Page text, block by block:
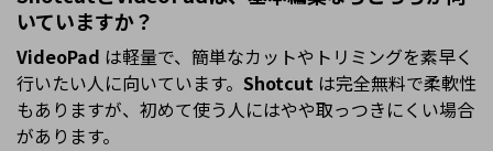
いていますか？
VideoPad は軽量で、簡単なカットやトリミングを素早く
行いたい人に向いています。 Shotcut は完全無料で柔軟性
もありますが、初めて使う人にはやや取っつきにくい場合
があります。